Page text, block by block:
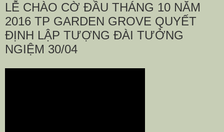
LỄ CHÀO CỜ ĐẦU THÁNG 10 NĂM
2016 TP GARDEN GROVE QUYẾT
ĐỊNH LẬP TƯỢNG ĐÀI TƯỞNG
NGIỆM 30/04